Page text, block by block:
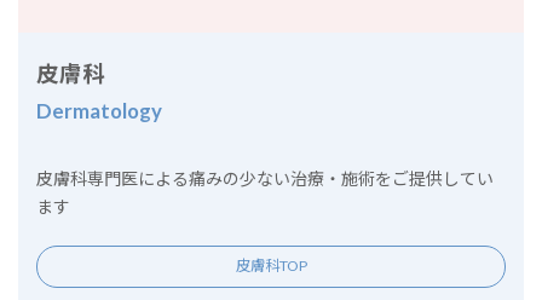
皮膚科
Dermatology
皮膚科専門医による痛みの少ない治療・施術をご提供してい
ます
皮膚科TOP